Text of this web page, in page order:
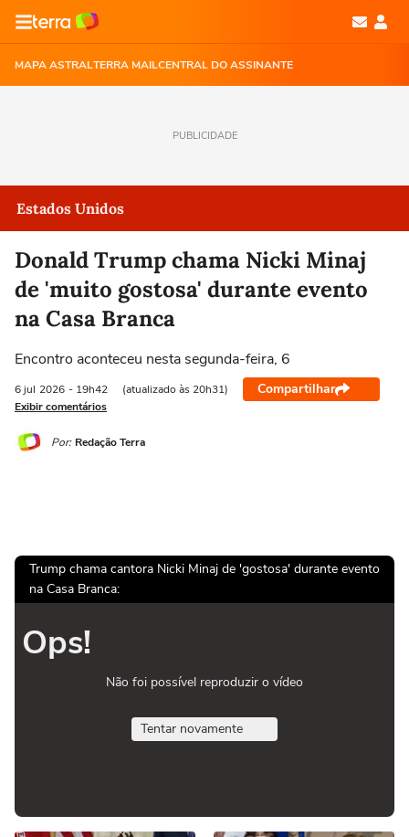
MAPA ASTRALTERRA MAILCENTRAL DO ASSINANTE
PUBLICIDADE
Estados Unidos
Donald Trump chama Nicki Minaj
de 'muito gostosa' durante evento
na Casa Branca
Encontro aconteceu nesta segunda-feira, 6
6 jul 2026 - 19h42 (atualizado às 20h31) Compartilhar
Exibir comentários
Por: Redação Terra
Trump chama cantora Nicki Minaj de 'gostosa' durante evento
na Casa Branca:
Ops!
Não foi possível reproduzir o vídeo
Tentar novamente